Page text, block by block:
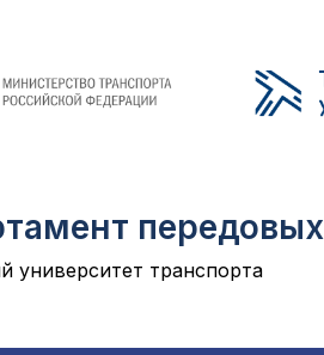
университет транспорта